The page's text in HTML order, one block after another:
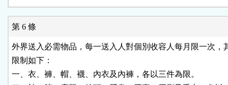
第 6 條
外界送入必需物品，每一送入人對個別收容人每月限一次，
限制如下：
一、衣、褲、帽、襪、內衣及內褲，各以三件為限。